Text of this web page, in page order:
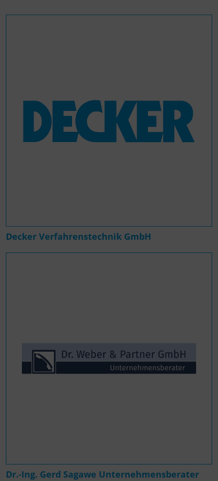
Decker Verfahrenstechnik GmbH
Dr.-Ing. Gerd Sagawe Unternehmensberater